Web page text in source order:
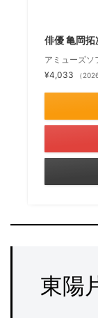
俳優 亀岡
アミューズソ
¥4,033
（
東陽